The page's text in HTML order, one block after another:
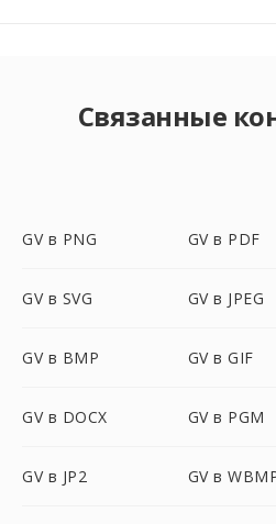
Связанные
GV в PNG GV в PDF
GV в SVG GV в JPEG
GV в BMP GV в GIF
GV в DOCX GV в PGM
GV в JP2 GV в